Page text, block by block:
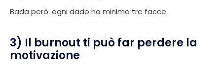
Bada però: ogni dado ha minimo tre facce.
3) Il burnout ti può far perdere la
motivazione